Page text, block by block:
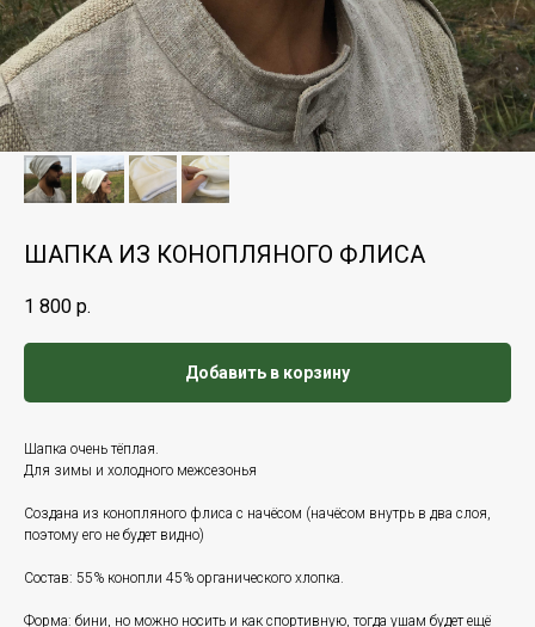
ШАПКА ИЗ КОНОПЛЯНОГО ФЛИСА
1 800 р.
Добавить в корзину
Шапка очень тёплая.
Для зимы и холодного межсезонья
Создана из конопляного флиса с начёсом (начёсом внутрь в два слоя,
поэтому его не будет видно)
Состав: 55% конопли 45% органического хлопка.
Форма: бини, но можно носить и как спортивную, тогда ушам будет ещё